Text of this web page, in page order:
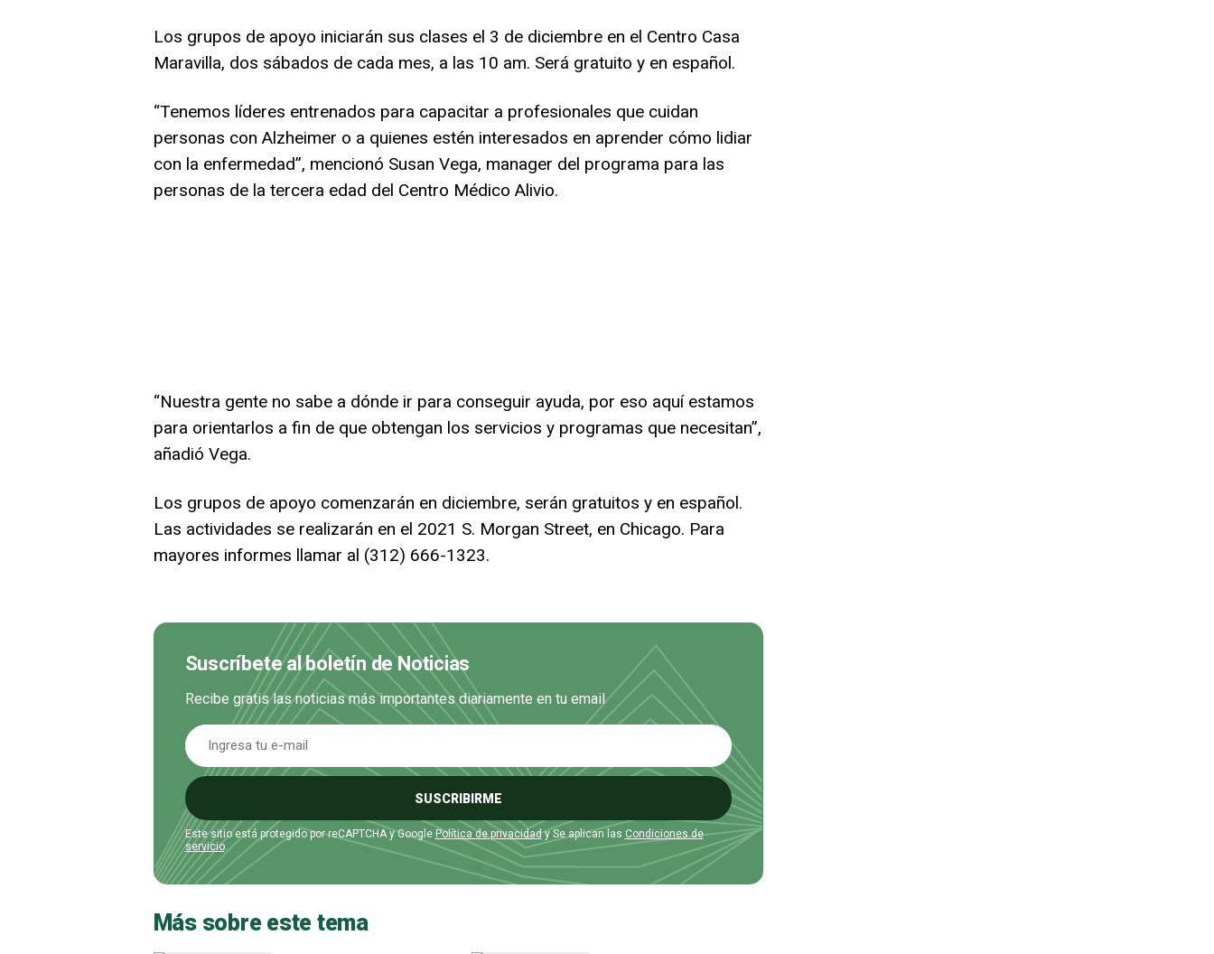
Los grupos de apoyo iniciarán sus clases el 3 de diciembre en el Centro Casa
Maravilla, dos sábados de cada mes, a las 10 am. Será gratuito y en español.
“Tenemos líderes entrenados para capacitar a profesionales que cuidan
personas con Alzheimer o a quienes estén interesados en aprender cómo lidiar
con la enfermedad”, mencionó Susan Vega, manager del programa para las
personas de la tercera edad del Centro Médico Alivio.
“Nuestra gente no sabe a dónde ir para conseguir ayuda, por eso aquí estamos
para orientarlos a fin de que obtengan los servicios y programas que necesitan”,
añadió Vega.
Los grupos de apoyo comenzarán en diciembre, serán gratuitos y en español.
Las actividades se realizarán en el 2021 S. Morgan Street, en Chicago. Para
mayores informes llamar al (312) 666-1323.
Suscríbete al boletín de Noticias
Recibe gratis las noticias más importantes diariamente en tu email
SUSCRIBIRME
Este sitio está protegido por reCAPTCHA y Google Política de privacidady Se aplican las Condiciones de
servicio.
Más sobre este tema